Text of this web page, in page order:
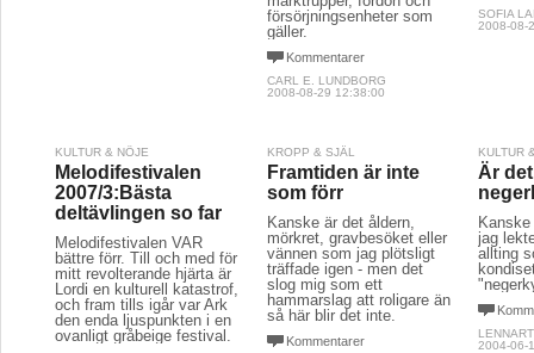
försörjningsenheter som
gäller.
Kommentarer
CARL E. LUNDBORG
2008-08-29 12:38:00
SOFIA
2008-08-
KULTUR & NÖJE
Melodifestivalen
2007/3:Bästa
deltävlingen so far
Melodifestivalen VAR
bättre förr. Till och med för
mitt revolterande hjärta är
Lordi en kulturell katastrof,
och fram tills igår var Ark
den enda ljuspunkten i en
ovanligt gråbeige festival.
KROPP & SJÄL
Framtiden är inte
som förr
Kanske är det åldern,
mörkret, gravbesöket eller
vännen som jag plötsligt
träffade igen - men det
slog mig som ett
hammarslag att roligare än
så här blir det inte.
Kommentarer
KULTUR
Är
jag
allting
2004-06-